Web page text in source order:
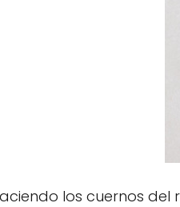
los cuernos